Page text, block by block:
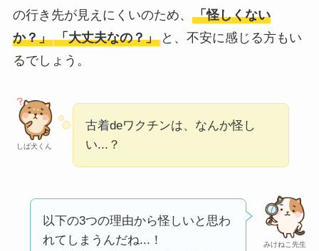
ユリカコーポレーシ
ョンは怪しい？口コ
社TAPPの口コミ・評
Temuは怪しい？口コ
ミ・評判が正直ヤバ
の行き先が見えにくいのため、 「怪しくない
か？」 「大丈夫なの？」 と、不安に感じる方もい
るでしょう。
しば犬くん
古着deワクチンは、なんか怪し
い...？
みけねこ先生
以下の3つの理由から怪しいと思わ
れてしまうんだね...！